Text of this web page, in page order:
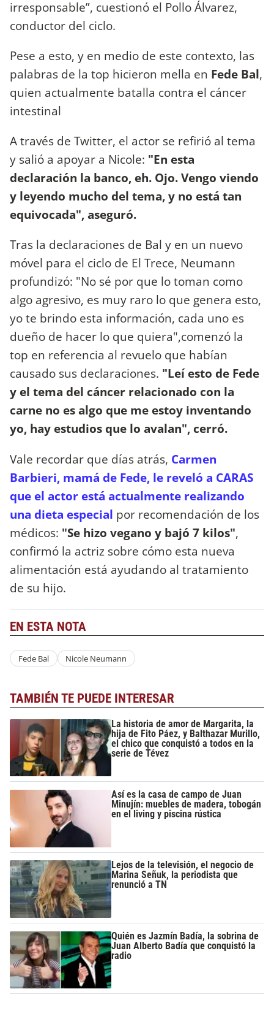
irresponsable”, cuestionó el Pollo Álvarez,
conductor del ciclo.
Pese a esto, y en medio de este contexto, las
palabras de la top hicieron mella en Fede Bal,
quien actualmente batalla contra el cáncer
intestinal
A través de Twitter, el actor se refirió al tema
y salió a apoyar a Nicole: "En esta
declaración la banco, eh. Ojo. Vengo viendo
y leyendo mucho del tema, y no está tan
equivocada", aseguró.
Tras la declaraciones de Bal y en un nuevo
móvel para el ciclo de El Trece, Neumann
profundizó: "No sé por que lo toman como
algo agresivo, es muy raro lo que genera esto,
yo te brindo esta información, cada uno es
dueño de hacer lo que quiera",comenzó la
top en referencia al revuelo que habían
causado sus declaraciones. "Leí esto de Fede
y el tema del cáncer relacionado con la
carne no es algo que me estoy inventando
yo, hay estudios que lo avalan", cerró.
Vale recordar que días atrás, Carmen
Barbieri, mamá de Fede, le reveló a CARAS
que el actor está actualmente realizando
una dieta especial por recomendación de los
médicos: "Se hizo vegano y bajó 7 kilos",
confirmó la actriz sobre cómo esta nueva
alimentación está ayudando al tratamiento
de su hijo.
EN ESTA NOTA
Fede Bal Nicole Neumann
TAMBIÉN TE PUEDE INTERESAR
La historia de amor de Margarita, la
hija de Fito Páez, y Balthazar Murillo,
el chico que conquistó a todos en la
serie de Tévez
Así es la casa de campo de Juan
Minujín: muebles de madera, tobogán
en el living y piscina rústica
Lejos de la televisión, el negocio de
Marina Señuk, la periodista que
renunció a TN
Quién es Jazmín Badía, la sobrina de
Juan Alberto Badía que conquistó la
radio